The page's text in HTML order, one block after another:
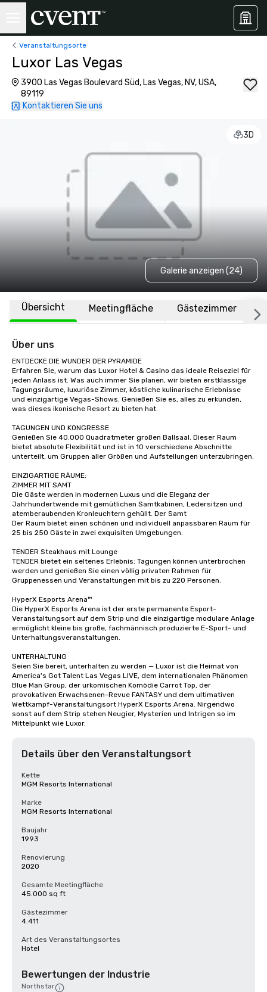
Veranstaltungsorte
Luxor Las Vegas
3900 Las Vegas Boulevard Süd, Las Vegas, NV, USA,
89119
Kontaktieren Sie uns
3D
Galerie anzeigen (24)
Übersicht Meetingfläche Gästezimmer
Über uns
ENTDECKE DIE WUNDER DER PYRAMIDE
Erfahren Sie, warum das Luxor Hotel & Casino das ideale Reiseziel für
jeden Anlass ist. Was auch immer Sie planen, wir bieten erstklassige
Tagungsräume, luxuriöse Zimmer, köstliche kulinarische Erlebnisse
und einzigartige Vegas-Shows. Genießen Sie es, alles zu erkunden,
was dieses ikonische Resort zu bieten hat.
TAGUNGEN UND KONGRESSE
Genießen Sie 40.000 Quadratmeter großen Ballsaal. Dieser Raum
bietet absolute Flexibilität und ist in 10 verschiedene Abschnitte
unterteilt, um Gruppen aller Größen und Aufstellungen unterzubringen.
EINZIGARTIGE RÄUME:
ZIMMER MIT SAMT
Die Gäste werden in modernen Luxus und die Eleganz der
Jahrhundertwende mit gemütlichen Samtkabinen, Ledersitzen und
atemberaubenden Kronleuchtern gehüllt. Der Samt
Der Raum bietet einen schönen und individuell anpassbaren Raum für
25 bis 250 Gäste in zwei exquisiten Umgebungen.
TENDER Steakhaus mit Lounge
TENDER bietet ein seltenes Erlebnis: Tagungen können unterbrochen
werden und genießen Sie einen völlig privaten Rahmen für
Gruppenessen und Veranstaltungen mit bis zu 220 Personen.
HyperX Esports Arena™
Die HyperX Esports Arena ist der erste permanente Esport-
Veranstaltungsort auf dem Strip und die einzigartige modulare Anlage
ermöglicht kleine bis große, fachmännisch produzierte E-Sport- und
Unterhaltungsveranstaltungen.
UNTERHALTUNG
Seien Sie bereit, unterhalten zu werden — Luxor ist die Heimat von
America's Got Talent Las Vegas LIVE, dem internationalen Phänomen
Blue Man Group, der urkomischen Komödie Carrot Top, der
provokativen Erwachsenen-Revue FANTASY und dem ultimativen
Wettkampf-Veranstaltungsort HyperX Esports Arena. Nirgendwo
sonst auf dem Strip stehen Neugier, Mysterien und Intrigen so im
Mittelpunkt wie Luxor.
Details über den Veranstaltungsort
Kette
MGM Resorts International
Marke
MGM Resorts International
Baujahr
1993
Renovierung
2020
Gesamte Meetingfläche
45.000 sq ft
Gästezimmer
4.411
Art des Veranstaltungsortes
Hotel
Bewertungen der Industrie
Northstar